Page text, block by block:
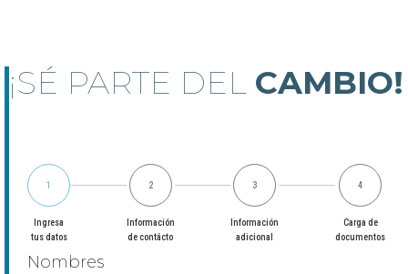
¡SÉ PARTE DEL CAMBIO!
1
Ingresa
tus datos
2
Información
de contácto
3
Información
adicional
4
Carga de
documentos
Nombres